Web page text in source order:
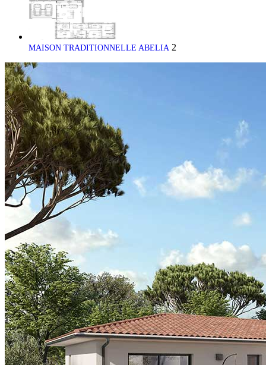
MAISON TRADITIONNELLE ABELIA 2